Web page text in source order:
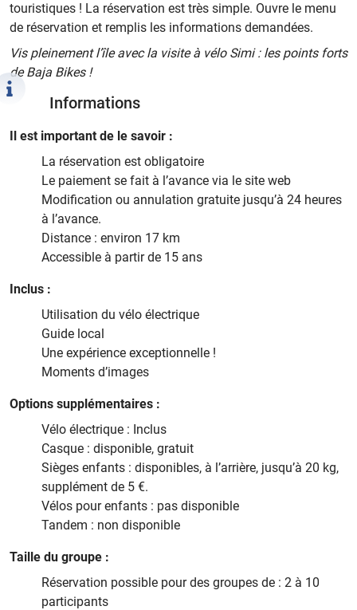
touristiques ! La réservation est très simple. Ouvre le menu
de réservation et remplis les informations demandées.
Vis pleinement l’île avec la visite à vélo Simi : les points forts
de Baja Bikes !
Informations
Il est important de le savoir :
La réservation est obligatoire
Le paiement se fait à l’avance via le site web
Modification ou annulation gratuite jusqu’à 24 heures
à l’avance.
Distance : environ 17 km
Accessible à partir de 15 ans
Inclus :
Utilisation du vélo électrique
Guide local
Une expérience exceptionnelle !
Moments d’images
Options supplémentaires :
Vélo électrique : Inclus
Casque : disponible, gratuit
Sièges enfants : disponibles, à l’arrière, jusqu’à 20 kg,
supplément de 5 €.
Vélos pour enfants : pas disponible
Tandem : non disponible
Taille du groupe :
Réservation possible pour des groupes de : 2 à 10
participants